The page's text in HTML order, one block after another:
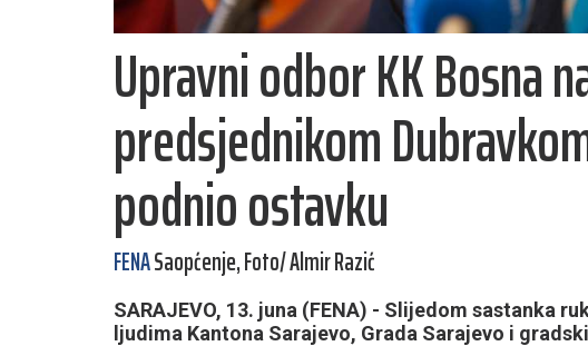
Upravni odbor KK Bosna
predsjednikom
podnio ostavku
FENASaopćenje, Foto/ Almir Razić
SARAJEVO, 13. juna (FENA) - Slijedom sastanka
ljudima Kantona Sarajevo, Grada Sarajevo i